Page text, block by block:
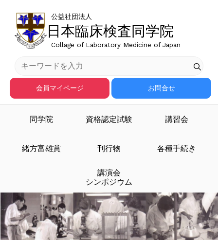
日本臨床検査同学院
公益社団法人
Collage of Laboratory Medicine of Japan
会員マイページ お問合せ
同学院 資格認定試験 講習会
緒方富雄賞 刊行物 各種手続き
講演会
シンポジウム
臨床検査医学を担う人材
を育成する